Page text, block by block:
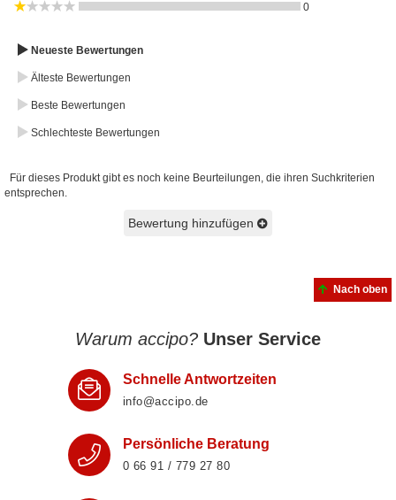
0
Neueste Bewertungen
Älteste Bewertungen
Beste Bewertungen
Schlechteste Bewertungen
Für dieses Produkt gibt es noch keine Beurteilungen, die ihren Suchkriterien
entsprechen.
Bewertung hinzufügen
Nach oben
Warum accipo? Unser Service
Schnelle Antwortzeiten
info@accipo.de
Persönliche Beratung
0 66 91 / 779 27 80